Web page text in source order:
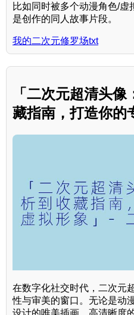
比如同时被多个动漫角色/虚
是创作的同人故事片段。
我的二次元修罗场txt
「二次元超清头
藏指南，打造你的
在数字化社交时代，二次元
性与审美的窗口。无论是动
设计的唯美插画，高清晰度